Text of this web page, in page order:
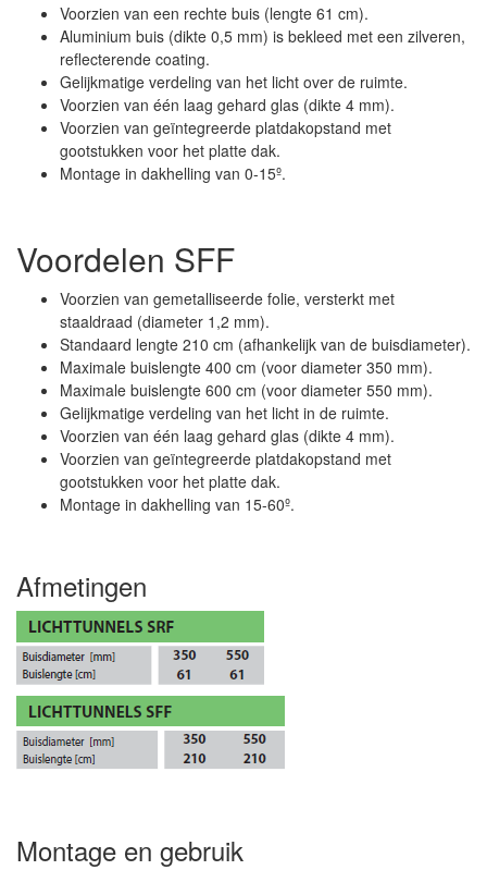
Voorzien van een rechte buis (lengte 61 cm).
Aluminium buis (dikte 0,5 mm) is bekleed met een zilveren,
reflecterende coating.
Gelijkmatige verdeling van het licht over de ruimte.
Voorzien van één laag gehard glas (dikte 4 mm).
Voorzien van geïntegreerde platdakopstand met
gootstukken voor het platte dak.
Montage in dakhelling van 0-15º.
Voordelen SFF
Voorzien van gemetalliseerde folie, versterkt met
staaldraad (diameter 1,2 mm).
Standaard lengte 210 cm (afhankelijk van de buisdiameter).
Maximale buislengte 400 cm (voor diameter 350 mm).
Maximale buislengte 600 cm (voor diameter 550 mm).
Gelijkmatige verdeling van het licht in de ruimte.
Voorzien van één laag gehard glas (dikte 4 mm).
Voorzien van geïntegreerde platdakopstand met
gootstukken voor het platte dak.
Montage in dakhelling van 15-60º.
Afmetingen
Montage en gebruik